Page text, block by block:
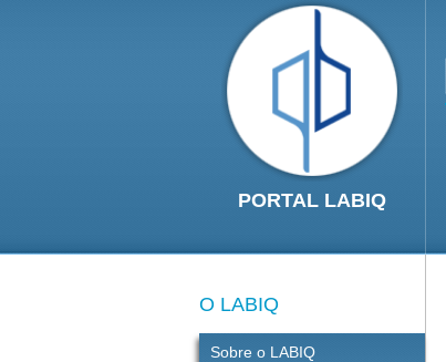
PORTAL LABIQ
O LABIQ
Sobre o LABIQ